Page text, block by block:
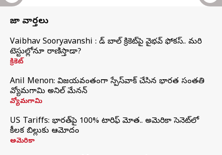
తాజా వార్తలు
Vaibhav Sooryavanshi : రెడ్ బాల్ క్రికెట్‌పై వైభవ్ ఫోకస్.. మరి
టెస్టుల్లోనూ రాణిస్తాడా?
క్రికెట్
Anil Menon: విజయవంతంగా స్పేస్‌వాక్‌ చేసిన భారత సంతతి
వ్యోమగామి అనిల్‌ మేనన్
వ్యోమగామి
US Tariffs: భారత్‌పై 100% టారిఫ్‌ మోత.. అమెరికా సెనెట్‌లో
కీలక బిల్లుకు ఆమోదం
అమెరికా